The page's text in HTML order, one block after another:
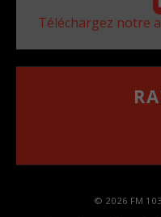
Téléchargez notre
© 2026 FM